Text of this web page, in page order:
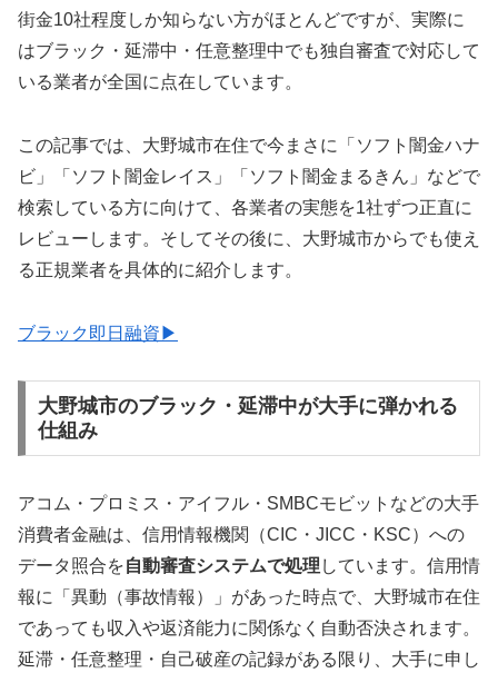
街金10社程度しか知らない方がほとんどですが、実際に
はブラック・延滞中・任意整理中でも独自審査で対応して
いる業者が全国に点在しています。
この記事では、大野城市在住で今まさに「ソフト闇金ハナ
ビ」「ソフト闇金レイス」「ソフト闇金まるきん」などで
検索している方に向けて、各業者の実態を1社ずつ正直に
レビューします。そしてその後に、大野城市からでも使え
る正規業者を具体的に紹介します。
ブラック即日融資▶
大野城市のブラック・延滞中が大手に弾かれる
仕組み
アコム・プロミス・アイフル・SMBCモビットなどの大手
消費者金融は、信用情報機関（CIC・JICC・KSC）への
データ照合を自動審査システムで処理 しています。信用情
報に「異動（事故情報）」があった時点で、大野城市在住
であっても収入や返済能力に関係なく自動否決されます。
延滞・任意整理・自己破産の記録がある限り、大手に申し